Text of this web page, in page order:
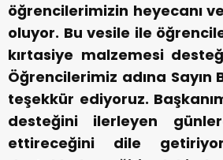
öğrencilerimizin heyecanı
oluyor. Bu vesile ile
kırtasiye malzemesi
Öğrencilerimiz adına Sayın
teşekkür ediyoruz.
desteğini ilerleyen
ettireceğini dile